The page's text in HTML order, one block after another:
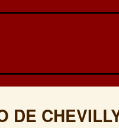
DE